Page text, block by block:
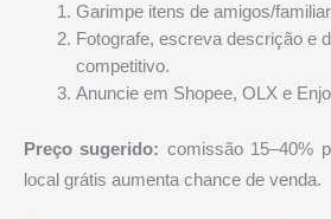
Garimpe itens de amigos/
Fotografe, escreva descrição e
competitivo.
Anuncie em Shopee, OLX e
Preço sugerido: comissão 15–40%
local grátis aumenta chance de venda.